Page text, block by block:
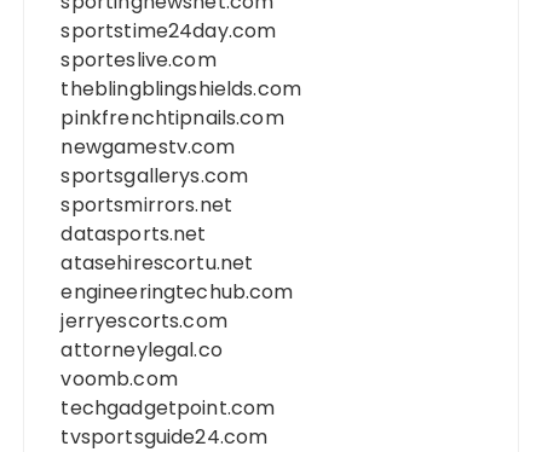
sportstime24day.com
sporteslive.com
theblingblingshields.com
pinkfrenchtipnails.com
newgamestv.com
sportsgallerys.com
sportsmirrors.net
datasports.net
atasehirescortu.net
engineeringtechub.com
jerryescorts.com
attorneylegal.co
voomb.com
techgadgetpoint.com
tvsportsguide24.com